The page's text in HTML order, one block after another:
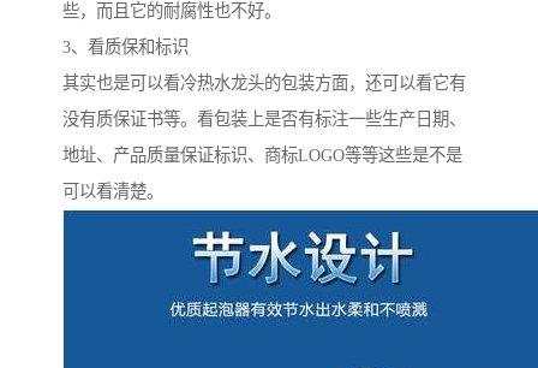
些，而且它的耐腐性也不好。
3、看质保和标识
其实也是可以看冷热水龙头的包装方面，还可以看它有
没有质保证书等。看包装上是否有标注一些生产日期、
地址、产品质量保证标识、商标LOGO等等这些是不是
可以看清楚。